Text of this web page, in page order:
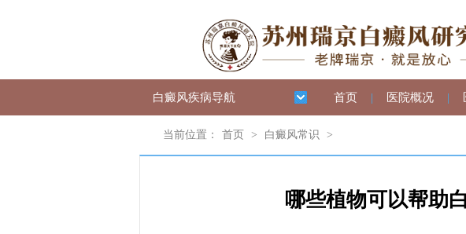
白癜风疾病导航 首页 | 医院概况 |
当前位置： 首页 > 白癜风常识 >
哪些植物可以帮助